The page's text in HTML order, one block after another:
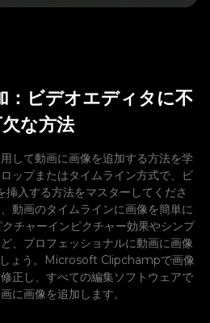
：ビデオエディタに不
な方法
して動画に画像を追加する方法を学
ップまたはタイムライン方式で、ビ
挿入する方法をマスターしてくださ
動画のタイムラインに画像を簡単に
チャーインピクチャー効果やシンプ
、プロフェッショナルに動画に画像
しょう。Microsoft Clipchampで画像
正し、すべての編集ソフトウェアで
に画像を追加します。